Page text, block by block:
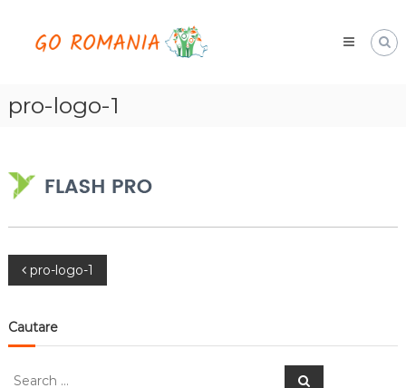
contentRomania
pro-logo-1
Navigare
în
articole
pro-logo-1
Cautare
Search
Search